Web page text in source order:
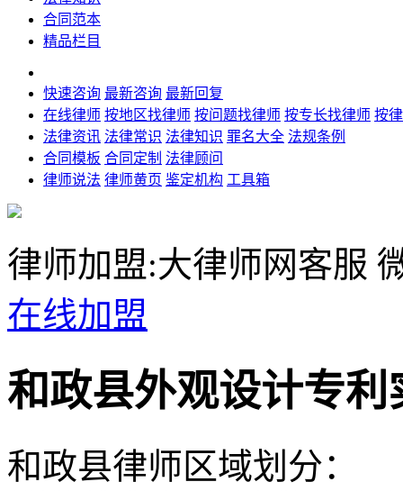
合同范本
精品栏目
快速咨询 最新咨询 最新回复
在线律师 按地区找律师 按问题找律师 按专长找律师 按
法律资讯 法律常识 法律知识 罪名大全 法规条例
合同模板 合同定制 法律顾问
律师说法 律师黄页 鉴定机构 工具箱
律师加盟:大律师网客服
在线加盟
和政县外观设计专
和政县律师区域划分：